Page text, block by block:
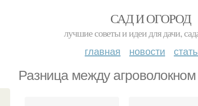
САД И ОГОРОД
лучшие советы и идеи для дачи,
главная новости
Разница между агроволокном